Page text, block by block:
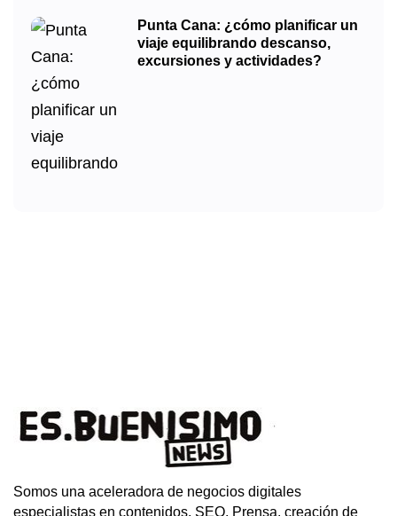
Punta Cana: ¿cómo planificar un
viaje equilibrando descanso,
excursiones y actividades?
Somos una aceleradora de negocios digitales
especialistas en contenidos, SEO, Prensa, creación de